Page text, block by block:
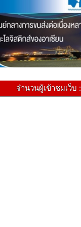
จำนวนผู้เข้าชมเว็บ :